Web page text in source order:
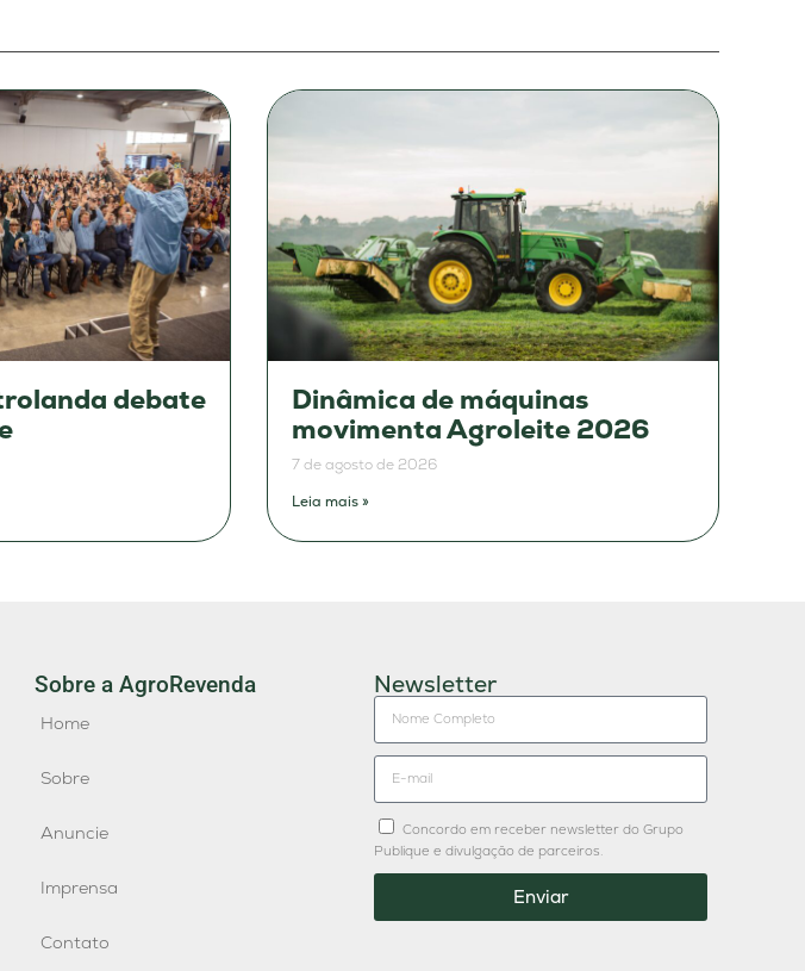
debate
Dinâmica de máquinas
movimenta Agroleite 2026
7 de agosto de 2026
Leia mais »
Sobre a AgroRevenda
Home
Sobre
Anuncie
Imprensa
Contato
Newsletter
Concordo em receber newsletter do Grupo
Publique e divulgação de parceiros.
Enviar